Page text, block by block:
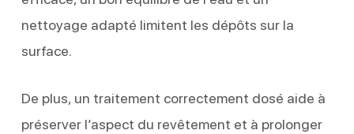
nettoyage adapté limitent les dépôts sur la
surface.
De plus, un traitement correctement dosé aide à
préserver l’aspect du revêtement et à prolonger